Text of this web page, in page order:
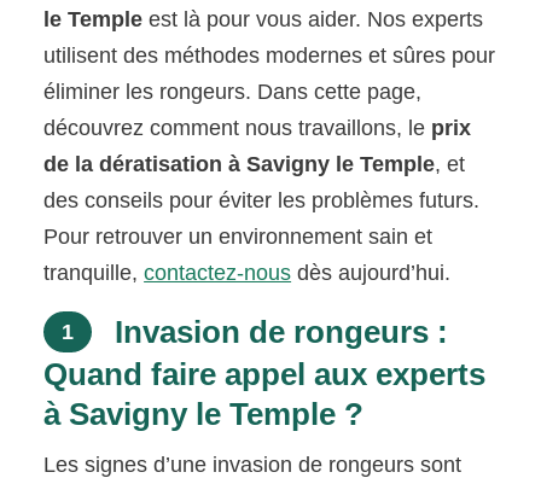
le Temple est là pour vous aider. Nos experts
utilisent des méthodes modernes et sûres pour
éliminer les rongeurs. Dans cette page,
découvrez comment nous travaillons, le prix
de la dératisation à Savigny le Temple, et
des conseils pour éviter les problèmes futurs.
Pour retrouver un environnement sain et
tranquille,contactez-nous dès aujourd’hui.
1
Invasion de rongeurs :
Quand faire appel aux experts
à Savigny le Temple ?
Les signes d’une invasion de rongeurs sont